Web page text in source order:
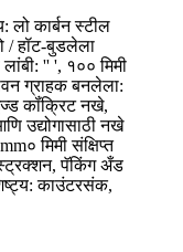
लो कार्बन स्टील
/ हॉट-बुडलेला
लांबी: '' ', १०० मिमी
ग्राहक बनलेला:
कॉंक्रिट नखे,
उद्योगासाठी नखे
मिमी संक्षिप्त
पॅकिंग अँड
काउंटरसंक,